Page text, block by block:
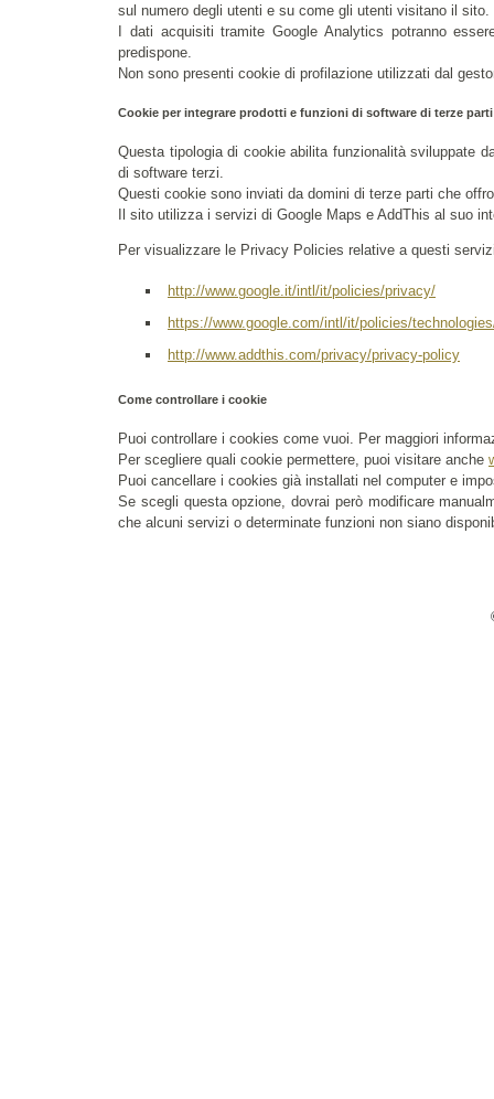
sul numero degli utenti e su come gli utenti visitano il
I dati acquisiti tramite Google Analytics potranno
predispone.
Non sono presenti cookie di profilazione utilizzati dal
Cookie per integrare prodotti e funzioni di software di terze parti
Questa tipologia di cookie abilita funzionalità sviluppate
di software terzi.
Questi cookie sono inviati da domini di terze parti che
Il sito utilizza i servizi di Google Maps e AddThis al suo
Per visualizzare le Privacy Policies relative a questi
http://www.google.it/intl/it/policies/privacy/
https://www.google.com/intl/it/policies/
http://www.addthis.com/privacy/privacy-policy
Come controllare i cookie
Puoi controllare i cookies come vuoi. Per maggiori
Per scegliere quali cookie permettere, puoi visitare anche
Puoi cancellare i cookies già installati nel computer e
Se scegli questa opzione, dovrai però modificare
che alcuni servizi o determinate funzioni non siano